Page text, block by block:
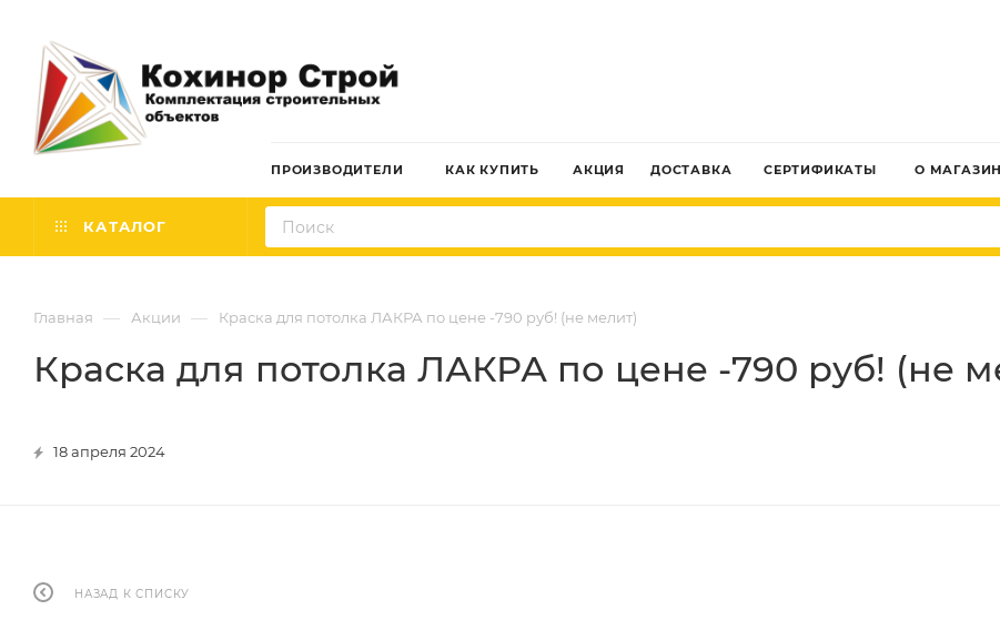
ПРОИЗВОДИТЕЛИ КАК КУПИТЬ АКЦИЯ ДОСТАВКА СЕРТИФИКАТЫ О
КАТАЛОГ
Главная — Акции — Краска для потолка ЛАКРА по цене -790 руб! (не мелит)
Краска для потолка ЛАКРА по цене -790 руб! (не
18 апреля 2024
НАЗАД К СПИСКУ